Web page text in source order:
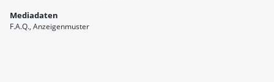
Mediadaten
F.A.Q. Anzeigenmuster